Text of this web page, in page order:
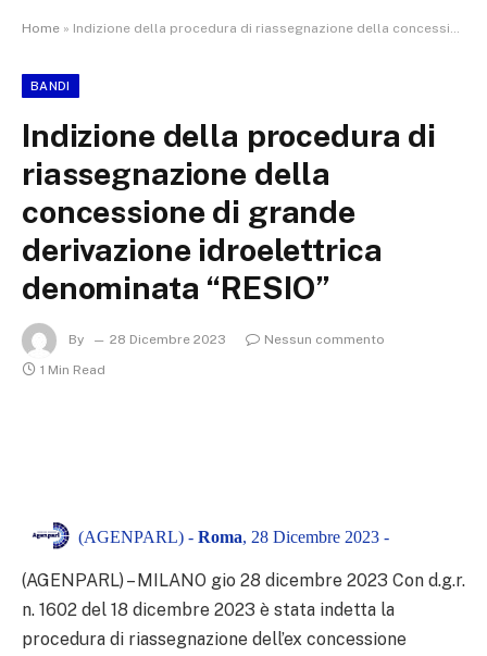
Home » Indizione della procedura di riassegnazione della concessione di grande derivazione idroelettrica denominata “RESIO”
BANDI
Indizione della procedura di
riassegnazione della
concessione di grande
derivazione idroelettrica
denominata “RESIO”
By 28 Dicembre 2023
Nessun commento
1 Min Read
(AGENPARL) - Roma, 28 Dicembre 2023 -
(AGENPARL) – MILANO gio 28 dicembre 2023 Con d.g.r.
n. 1602 del 18 dicembre 2023 è stata indetta la
procedura di riassegnazione dell’ex concessione